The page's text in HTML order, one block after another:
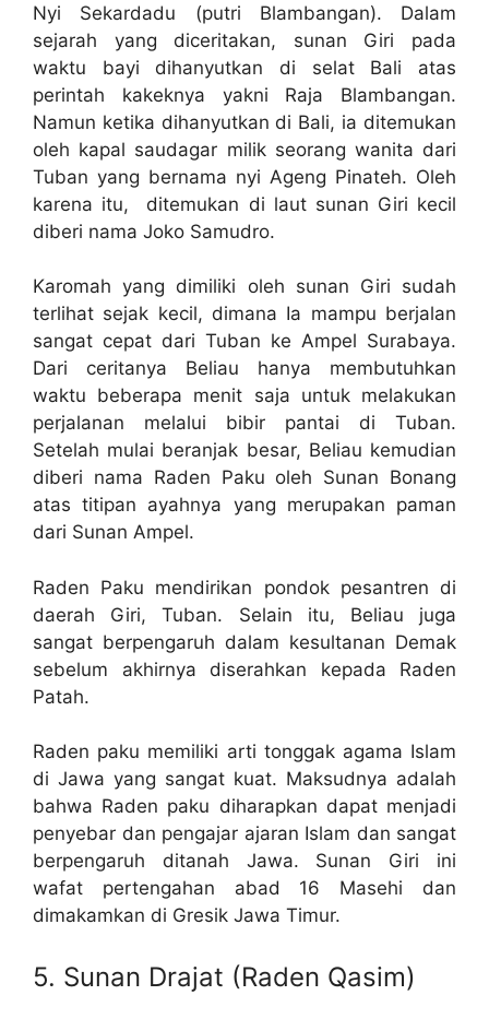
Nyi Sekardadu (putri Blambangan). Dalam
sejarah yang diceritakan, sunan Giri pada
waktu bayi dihanyutkan di selat Bali atas
perintah kakeknya yakni Raja Blambangan.
Namun ketika dihanyutkan di Bali, ia ditemukan
oleh kapal saudagar milik seorang wanita dari
Tuban yang bernama nyi Ageng Pinateh. Oleh
karena itu, ditemukan di laut sunan Giri kecil
diberi nama Joko Samudro.
Karomah yang dimiliki oleh sunan Giri sudah
terlihat sejak kecil, dimana Ia mampu berjalan
sangat cepat dari Tuban ke Ampel Surabaya.
Dari ceritanya Beliau hanya membutuhkan
waktu beberapa menit saja untuk melakukan
perjalanan melalui bibir pantai di Tuban.
Setelah mulai beranjak besar, Beliau kemudian
diberi nama Raden Paku oleh Sunan Bonang
atas titipan ayahnya yang merupakan paman
dari Sunan Ampel.
Raden Paku mendirikan pondok pesantren di
daerah Giri, Tuban. Selain itu, Beliau juga
sangat berpengaruh dalam kesultanan Demak
sebelum akhirnya diserahkan kepada Raden
Patah.
Raden paku memiliki arti tonggak agama Islam
di Jawa yang sangat kuat. Maksudnya adalah
bahwa Raden paku diharapkan dapat menjadi
penyebar dan pengajar ajaran Islam dan sangat
berpengaruh ditanah Jawa. Sunan Giri ini
wafat pertengahan abad 16 Masehi dan
dimakamkan di Gresik Jawa Timur.
5. Sunan Drajat (Raden Qasim)